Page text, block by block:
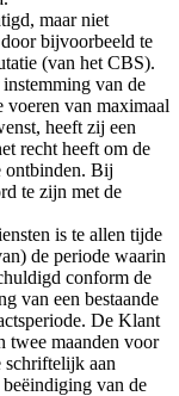
maar niet
bijvoorbeeld te
(van het CBS).
van de
voeren van maximaal
heeft zij een
recht heeft om de
ontbinden. Bij
te zijn met de
is te allen tijde
de periode waarin
conform de
van een bestaande
De Klant
twee maanden voor
schriftelijk aan
van de